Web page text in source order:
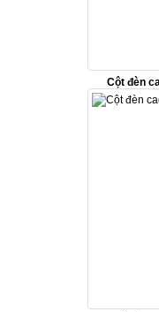
Cột đèn